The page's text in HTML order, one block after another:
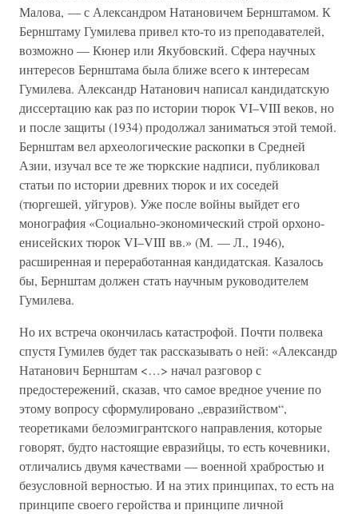
Малова, — с Александром Натановичем Бернштамом. К
Бернштаму Гумилева привел кто-то из преподавателей,
возможно — Кюнер или Якубовский. Сфера научных
интересов Бернштама была ближе всего к интересам
Гумилева. Александр Натанович написал кандидатскую
диссертацию как раз по истории тюрок VI–VIII веков, но
и после защиты (1934) продолжал заниматься этой темой.
Бернштам вел археологические раскопки в Средней
Азии, изучал все те же тюркские надписи, публиковал
статьи по истории древних тюрок и их соседей
(тюргешей, уйгуров). Уже после войны выйдет его
монография «Социально-экономический строй орхоно-
енисейских тюрок VI–VIII вв.» (М. — Л., 1946),
расширенная и переработанная кандидатская. Казалось
бы, Бернштам должен стать научным руководителем
Гумилева.
Но их встреча окончилась катастрофой. Почти полвека
спустя Гумилев будет так рассказывать о ней: «Александр
Натанович Бернштам <…> начал разговор с
предостережений, сказав, что самое вредное учение по
этому вопросу сформулировано „евразийством“,
теоретиками белоэмигрантского направления, которые
говорят, будто настоящие евразийцы, то есть кочевники,
отличались двумя качествами — военной храбростью и
безусловной верностью. И на этих принципах, то есть на
принципе своего геройства и принципе личной